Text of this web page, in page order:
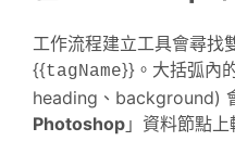
工作流程建立工具會尋找
{{tagName}}。大括弧內
heading、background)
Photoshop 」資料節點